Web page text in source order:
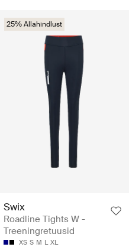
25% Allahindlust
Swix
Roadline Tights W -
Treeningretuusid
XS S M L XL